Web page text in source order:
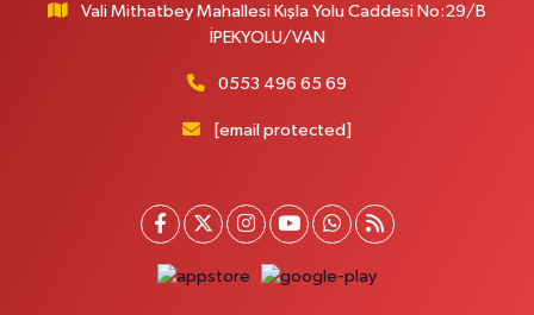
Gürpınar Eczanesi
Akpınar Mah. Milli Egemenlik Cad.No:7 A
Yol Tarifi Al
0 (432) 215 77 65 Yol Tarifi Al
Ferhat Eczanesi
Vali Mithatbey Mahallesi Kışla Yolu Caddesi No:29/B
İPEKYOLU/VAN
0553 496 65 69
[email protected]